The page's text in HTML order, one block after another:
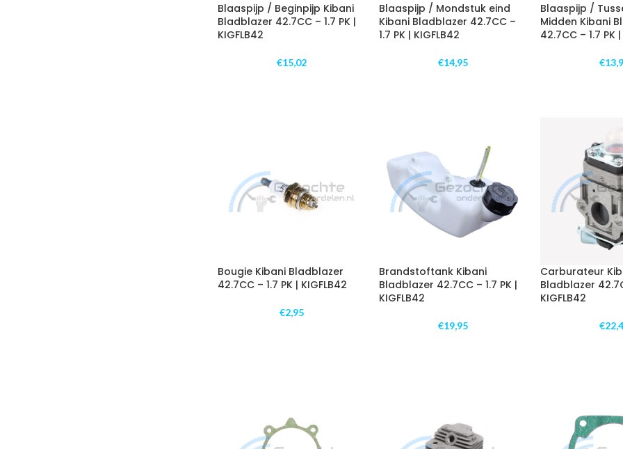
Blaaspijp / Beginpijp Kibani
Bladblazer 42.7CC – 1.7 PK |
KIGFLB42
€15,02
Blaaspijp / Mondstuk eind
Kibani Bladblazer 42.7CC –
1.7 PK | KIGFLB42
€14,95
Blaaspijp /
Midden Kibani
42.7CC – 1.7 PK
€
Bougie Kibani Bladblazer
42.7CC – 1.7 PK | KIGFLB42
€2,95
Brandstoftank Kibani
Bladblazer 42.7CC – 1.7 PK |
KIGFLB42
€19,95
Carburateur
Bladblazer
KIGFLB42
€